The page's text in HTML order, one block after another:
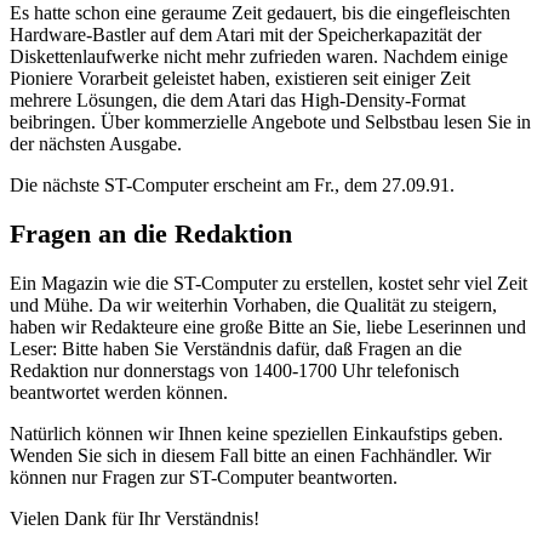
Es hatte schon eine geraume Zeit gedauert, bis die eingefleischten
Hardware-Bastler auf dem Atari mit der Speicherkapazität der
Diskettenlaufwerke nicht mehr zufrieden waren. Nachdem einige
Pioniere Vorarbeit geleistet haben, existieren seit einiger Zeit
mehrere Lösungen, die dem Atari das High-Density-Format
beibringen. Über kommerzielle Angebote und Selbstbau lesen Sie in
der nächsten Ausgabe.
Die nächste ST-Computer erscheint am Fr., dem 27.09.91.
Fragen an die Redaktion
Ein Magazin wie die ST-Computer zu erstellen, kostet sehr viel Zeit
und Mühe. Da wir weiterhin Vorhaben, die Qualität zu steigern,
haben wir Redakteure eine große Bitte an Sie, liebe Leserinnen und
Leser: Bitte haben Sie Verständnis dafür, daß Fragen an die
Redaktion nur donnerstags von 1400-1700 Uhr telefonisch
beantwortet werden können.
Natürlich können wir Ihnen keine speziellen Einkaufstips geben.
Wenden Sie sich in diesem Fall bitte an einen Fachhändler. Wir
können nur Fragen zur ST-Computer beantworten.
Vielen Dank für Ihr Verständnis!